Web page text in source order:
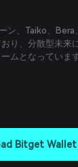
ン、Taiko、Bera
り、分散型未来
ムとなっていま
ーン間で相互運
ームレスに操作
Bitget Wallet